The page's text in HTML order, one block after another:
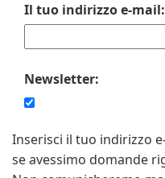
Il tuo indirizzo e-mail:
Newsletter:
Inserisci il tuo indirizzo
se avessimo domande